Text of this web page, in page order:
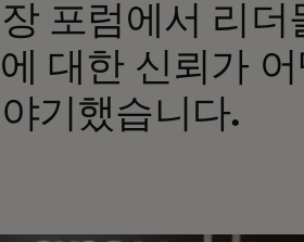
포럼에서 리더
대한 신뢰가
기했습니다.